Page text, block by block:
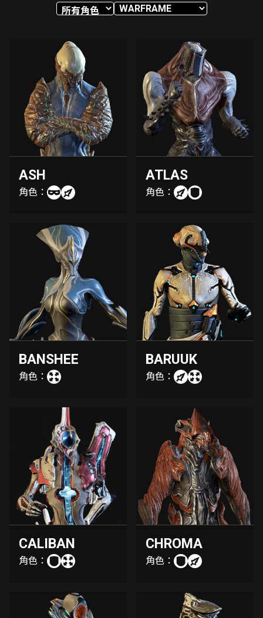
ASH
角色：
ATLAS
角色：
BANSHEE
角色：
BARUUK
角色：
CALIBAN
角色：
CHROMA
角色：